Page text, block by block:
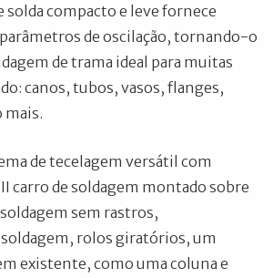
compacto e leve fornece
de oscilação, tornando-o
de trama ideal para muitas
canos, tubos, vasos, flanges,
mais.
de tecelagem versátil com
carro de soldagem montado sobre
sem rastros,
rolos giratórios, um
existente, como uma coluna e